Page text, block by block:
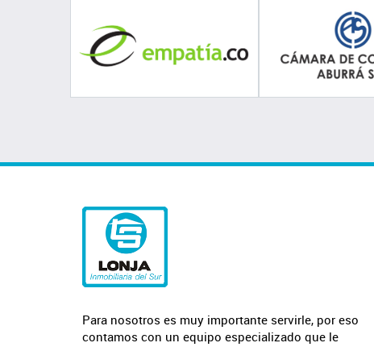
Para nosotros es muy importante servirle, por eso
contamos con un equipo especializado que le